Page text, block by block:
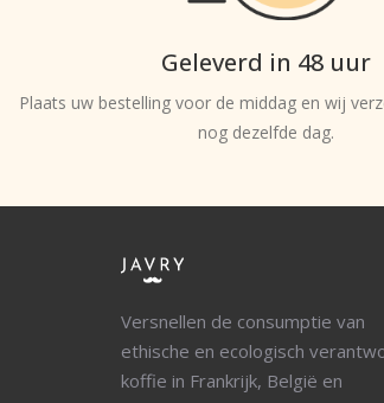
Geleverd in 48 uur
Plaats uw bestelling voor de middag en wij
nog dezelfde dag.
Versnellen de consumptie van
ethische en ecologisch
koffie in Frankrijk, België en